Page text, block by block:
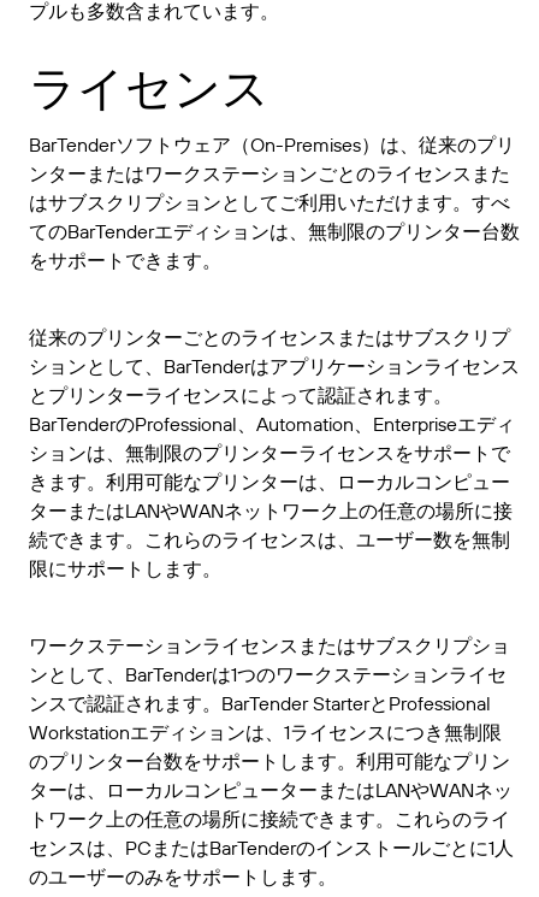
プルも多数含まれています。
ライセンス
BarTenderソフトウェア（On-Premises）は、従来のプリ
ンターまたはワークステーションごとのライセンスまた
はサブスクリプションとしてご利用いただけます。すべ
てのBarTenderエディションは、無制限のプリンター台数
をサポートできます。
従来のプリンターごとのライセンスまたはサブスクリプ
ションとして、BarTenderはアプリケーションライセンス
とプリンターライセンスによって認証されます。
BarTenderのProfessional、Automation、Enterpriseエディ
ションは、無制限のプリンターライセンスをサポートで
きます。利用可能なプリンターは、ローカルコンピュー
ターまたはLANやWANネットワーク上の任意の場所に接
続できます。これらのライセンスは、ユーザー数を無制
限にサポートします。
ワークステーションライセンスまたはサブスクリプショ
ンとして、BarTenderは1つのワークステーションライセ
ンスで認証されます。BarTender StarterとProfessional
Workstationエディションは、1ライセンスにつき無制限
のプリンター台数をサポートします。利用可能なプリン
ターは、ローカルコンピューターまたはLANやWANネッ
トワーク上の任意の場所に接続できます。これらのライ
センスは、PCまたはBarTenderのインストールごとに1人
のユーザーのみをサポートします。